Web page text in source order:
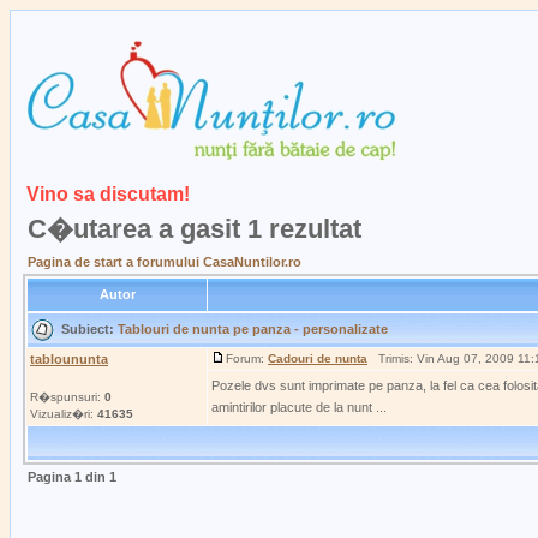
Vino sa discutam!
C�utarea a gasit 1 rezultat
Pagina de start a forumului CasaNuntilor.ro
Autor
Subiect: Tablouri de nunta pe panza - personalizate
tabloununta
R�spunsuri: 0
Vizualiz�ri: 41635
Forum: Cadouri de nunta Trimis: Vin Aug 07, 2009
Pozele dvs sunt imprimate pe panza, la fel ca cea
amintirilor placute de la nunt ...
Pagina 1 din 1